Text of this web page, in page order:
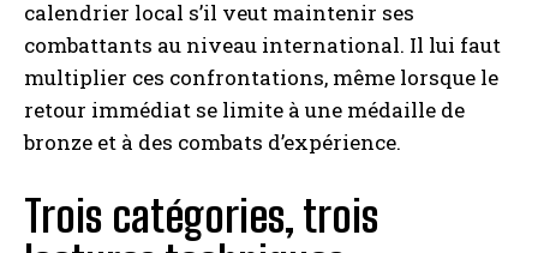
calendrier local s’il veut maintenir ses
combattants au niveau international. Il lui faut
multiplier ces confrontations, même lorsque le
retour immédiat se limite à une médaille de
bronze et à des combats d’expérience.
Trois catégories, trois